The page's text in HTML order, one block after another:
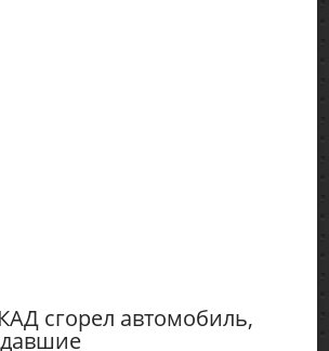
сгорел автомобиль,